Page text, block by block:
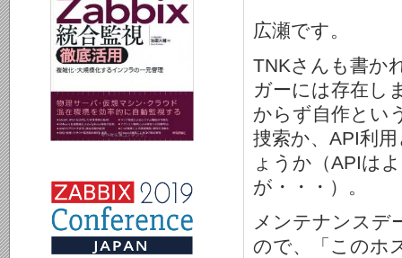
広瀬です。
TNKさんも書か
ガーには存在し
からず自作とい
捜索か、API利
ょうか（APIは
が・・・）。
メンテナンスデ
ので、「このホ